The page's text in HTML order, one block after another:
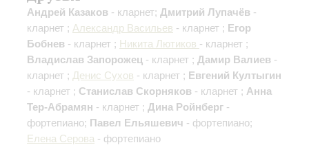
Андрей Казаков - кларнет; Дмитрий Лупачёв -
кларнет ; Александр Васильев - кларнет ; Егор
Бобнев - кларнет ; Никита Лютиков - кларнет ;
Владислав Запорожец - кларнет ; Дамир Валиев -
кларнет ; Денис Сухов - кларнет ; Евгений Култыгин
- кларнет ; Станислав Скорняков - кларнет ; Анна
Тер-Абрамян - кларнет ; Дина Ройнберг -
фортепиано; Павел Ельяшевич - фортепиано;
Елена Серова - фортепиано